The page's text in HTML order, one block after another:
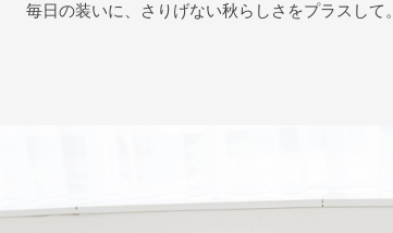
毎日の装いに、さりげない秋らしさをプラスして。